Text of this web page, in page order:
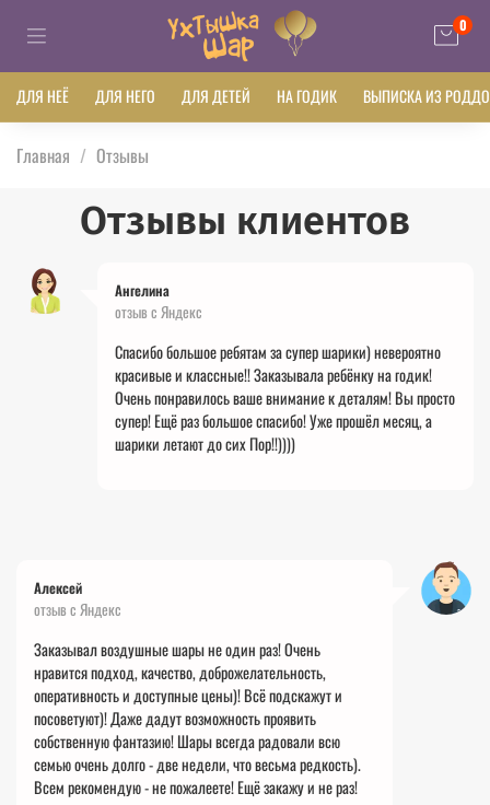
0
ДЛЯ НЕЁ ДЛЯ НЕГО ДЛЯ ДЕТЕЙ НА ГОДИК ВЫПИСКА ИЗ
Главная Отзывы
Отзывы клиентов
Ангелина
отзыв с Яндекс
Спасибо большое ребятам за супер шарики) невероятно
красивые и классные!! Заказывала ребёнку на годик!
Очень понравилось ваше внимание к деталям! Вы просто
супер! Ещё раз большое спасибо! Уже прошёлмесяц, а
шарики летают до сих Пор!!))))
Алексей
отзыв с Яндекс
Заказывал воздушные шары не один раз! Очень
нравится подход, качество, доброжелательность,
оперативность и доступные цены)! Всё подскажут и
посоветуют)! Даже дадут возможность проявить
собственнуюфантазию! Шары всегда радовали всю
семью очень долго - две недели, что весьма редкость).
Всем рекомендую - не пожалеете! Ещё закажу и не раз!